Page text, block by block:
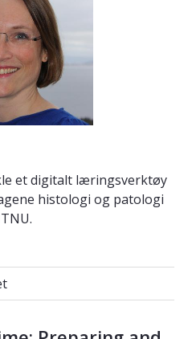
et digitalt læringsverktøy
histologi og patologi